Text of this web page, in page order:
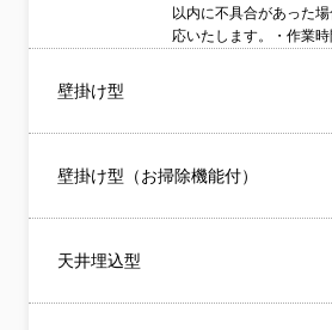
以内に不具合があった
応いたします。・作業
エアコン：1台 約1.5
きエアコン：1台 約2.5
い。・お支払いはカー
壁掛け型
壁掛け型（お掃除機能付）
天井埋込型